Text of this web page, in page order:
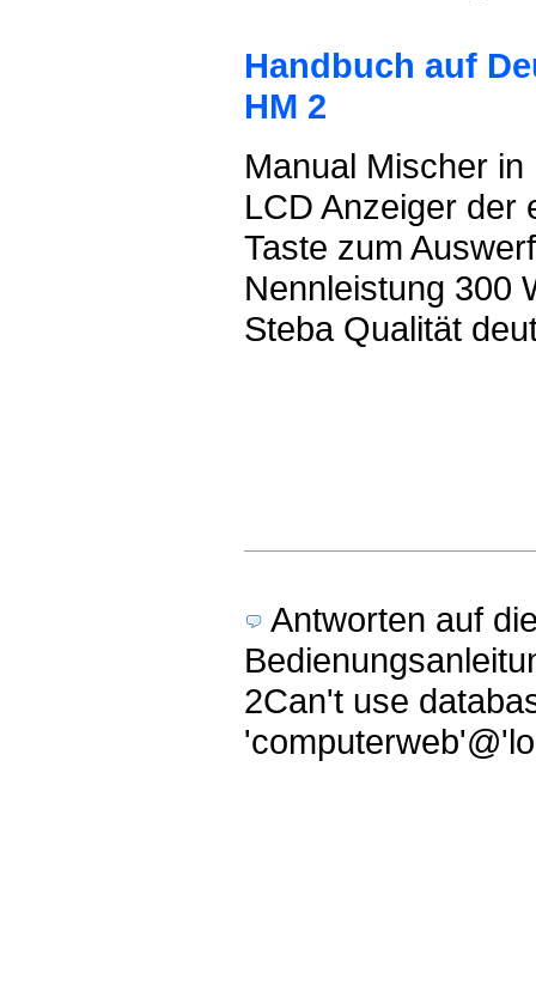
Handbuch auf
HM 2
Manual Mischer
LCD Anzeiger der
Taste zum
Nennleistung 300
Steba Qualität
Antworten auf
2Can't use